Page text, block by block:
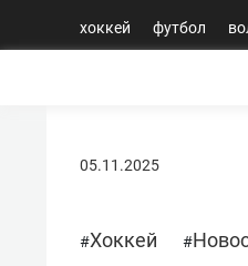
хоккей футбол
05.11.2025
#Хоккей #